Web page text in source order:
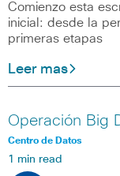
Comienzo esta
inicial: desde la
primeras etapas
Leer mas
Operación Big
Centro de Datos
1 min read